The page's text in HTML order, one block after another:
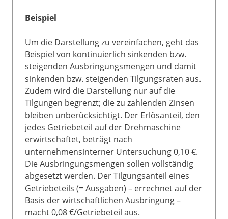
Beispiel
Um die Darstellung zu vereinfachen, geht das
Beispiel von kontinuierlich sinkenden bzw.
steigenden Ausbringungsmengen und damit
sinkenden bzw. steigenden Tilgungsraten aus.
Zudem wird die Darstellung nur auf die
Tilgungen begrenzt; die zu zahlenden Zinsen
bleiben unberücksichtigt. Der Erlösanteil, den
jedes Getriebeteil auf der Drehmaschine
erwirtschaftet, beträgt nach
unternehmensinterner Untersuchung 0,10 €.
Die Ausbringungsmengen sollen vollständig
abgesetzt werden. Der Tilgungsanteil eines
Getriebeteils (= Ausgaben) – errechnet auf der
Basis der wirtschaftlichen Ausbringung –
macht 0,08 €/Getriebeteil aus.